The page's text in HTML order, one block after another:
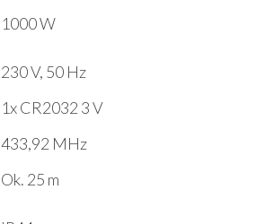
1000 W
230 V, 50 Hz
1x CR2032 3 V
433,92 MHz
Ok. 25 m